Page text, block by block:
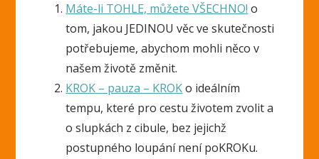
Máte-li TOHLE, můžete VŠECHNO! o
tom, jakou JEDINOU věc ve skutečnosti
potřebujeme, abychom mohli něco v
našem životě změnit.
KROK – pauza – KROKo ideálním
tempu, které pro cestu životem zvolit a
o slupkách z cibule, bez jejichž
postupného loupání není poKROKu.